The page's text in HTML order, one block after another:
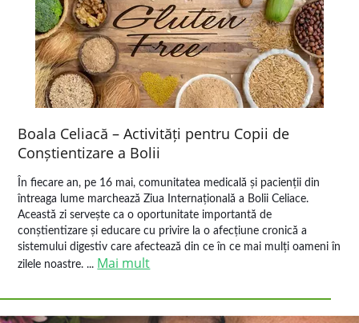
Boala Celiacă – Activități pentru Copii de
Conștientizare a Bolii
În fiecare an, pe 16 mai, comunitatea medicală și pacienții din
întreaga lume marchează Ziua Internațională a Bolii Celiace.
Această zi servește ca o oportunitate importantă de
conștientizare și educare cu privire la o afecțiune cronică a
sistemului digestiv care afectează din ce în ce mai mulți oameni în
zilele noastre. ... Mai mult